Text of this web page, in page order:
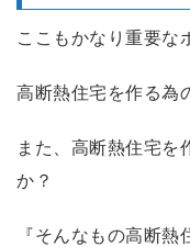
ここもかなり重要な
高断熱住宅を作る為
また、高断熱住宅を
か？
『そんなもの高断